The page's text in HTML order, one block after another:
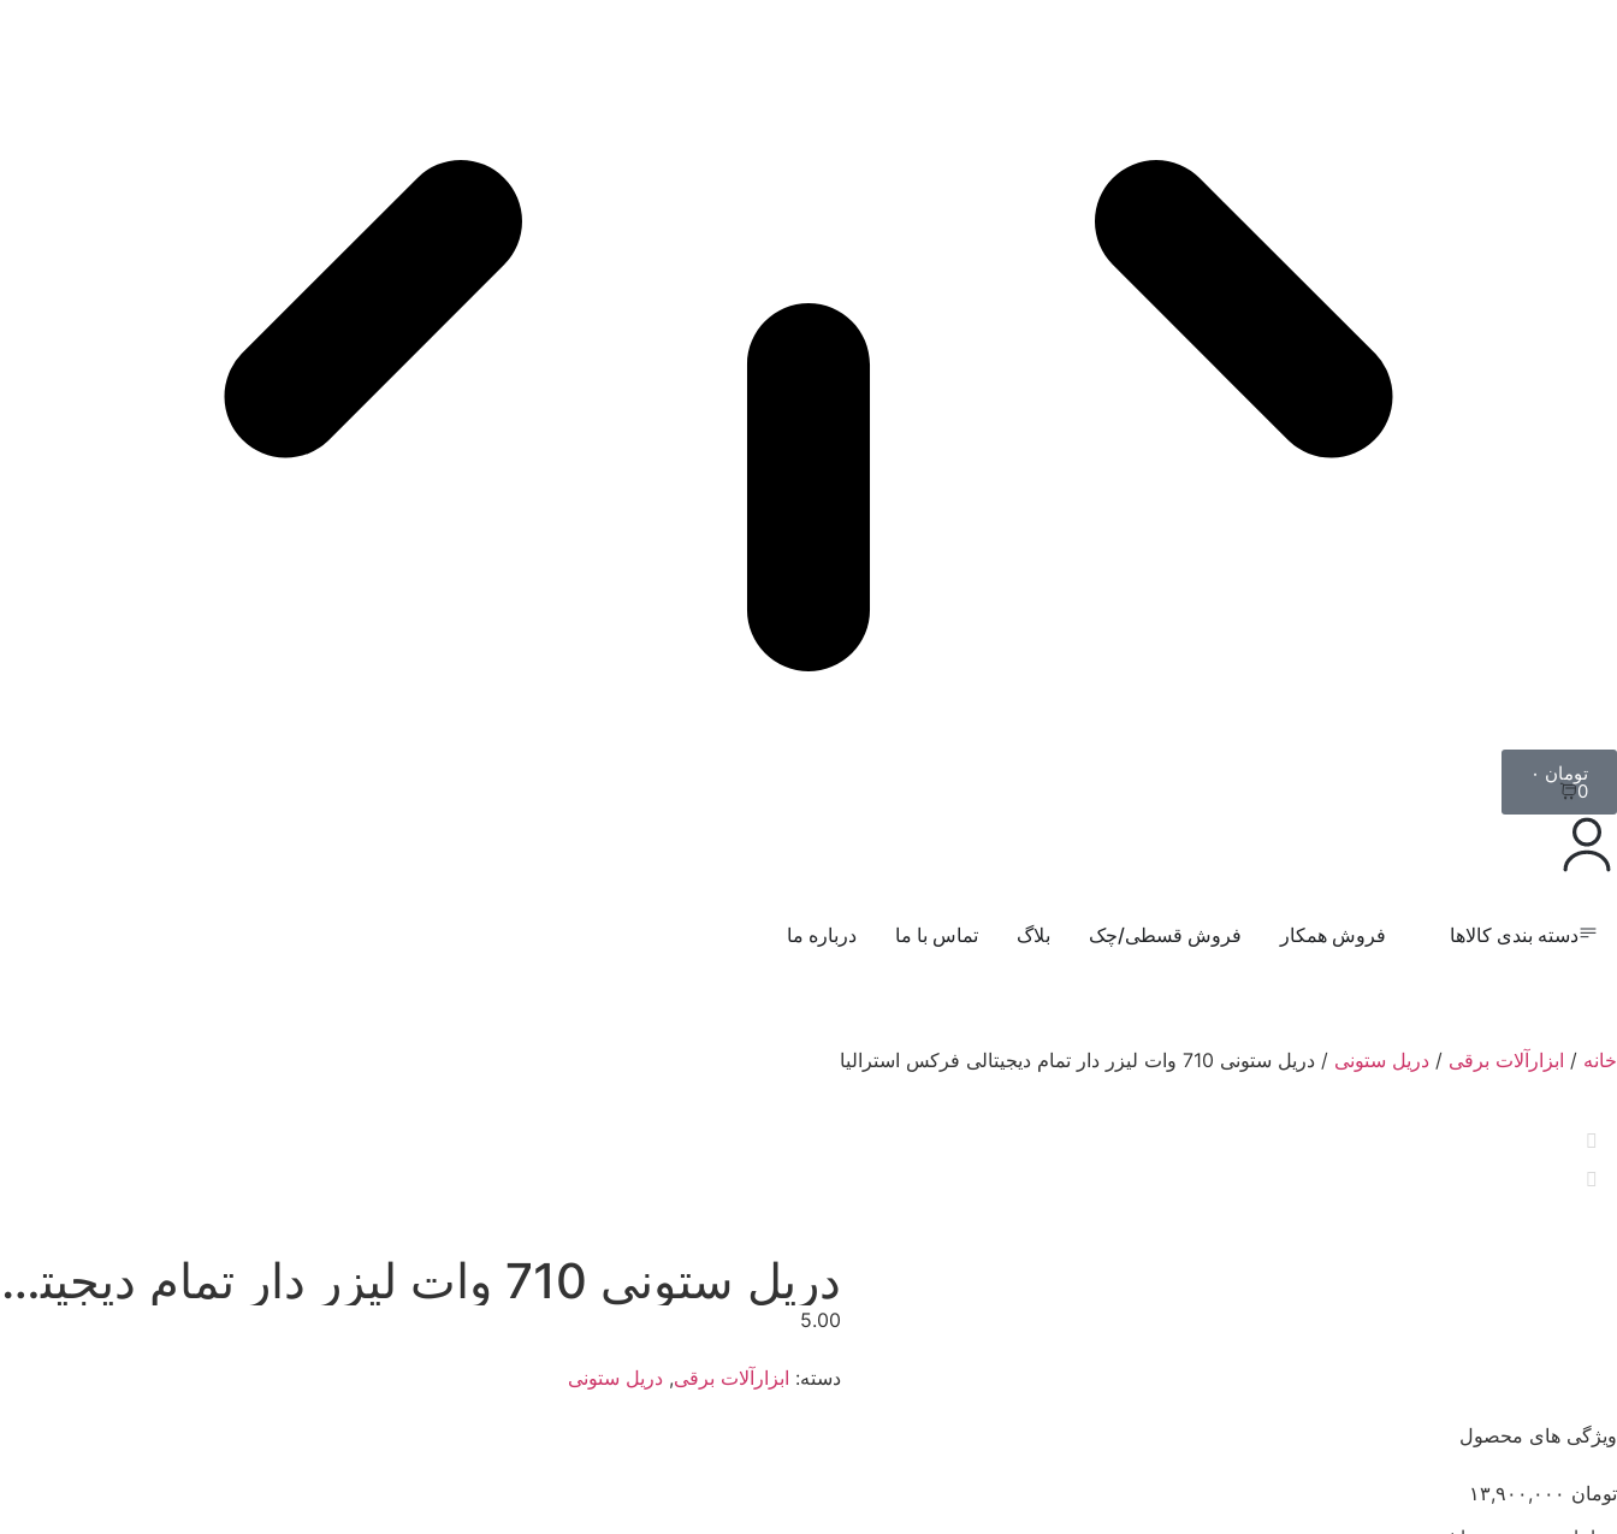
تومان
0
دسته بندی کالاها فروش همکار فروش قسطی/چک بلاگ تماس با ما درباره ما
خانه / ابزارآلات برقی / دریل ستونی / دریل ستونی 710 وات لیزر دار تمام دیجیتالی فرکس استرالیا
دریل ستونی 710 وات لیزر دار تمام دیجیتالی فرکس استرالیا
5.00
دسته: ابزارآلات برقی,دریل ستونی
ویژگی های محصول
تومان